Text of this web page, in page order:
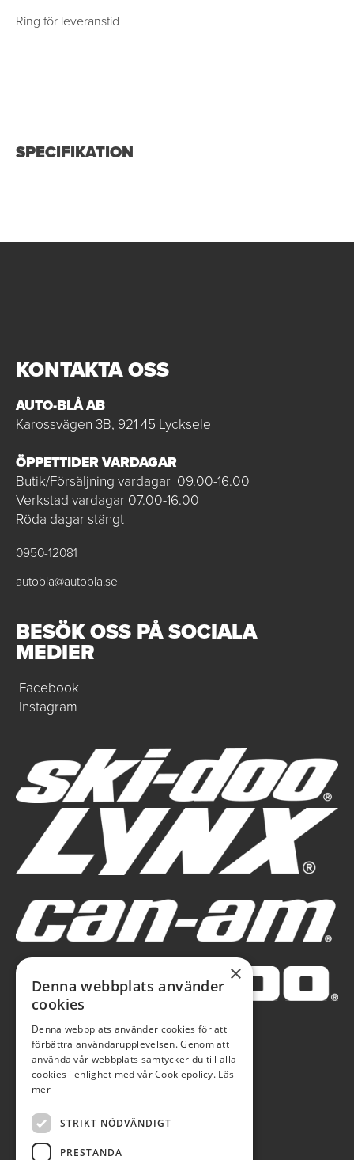
Ring för leveranstid
SPECIFIKATION
KONTAKTA OSS
AUTO-BLÅ AB
Karossvägen 3B, 921 45 Lycksele
ÖPPETTIDER VARDAGAR
Butik/Försäljning vardagar 09.00-16.00
Verkstad vardagar 07.00-16.00
Röda dagar stängt
0950-12081
autobla@autobla.se
BESÖK OSS PÅ SOCIALA
MEDIER
Facebook
Instagram
×
Denna webbplats använder
cookies
Denna webbplats använder cookies för att
förbättra användarupplevelsen. Genom att
använda vår webbplats samtycker du till alla
cookies i enlighet med vår Cookiepolicy. Läs
mer
STRIKT NÖDVÄNDIGT
PRESTANDA